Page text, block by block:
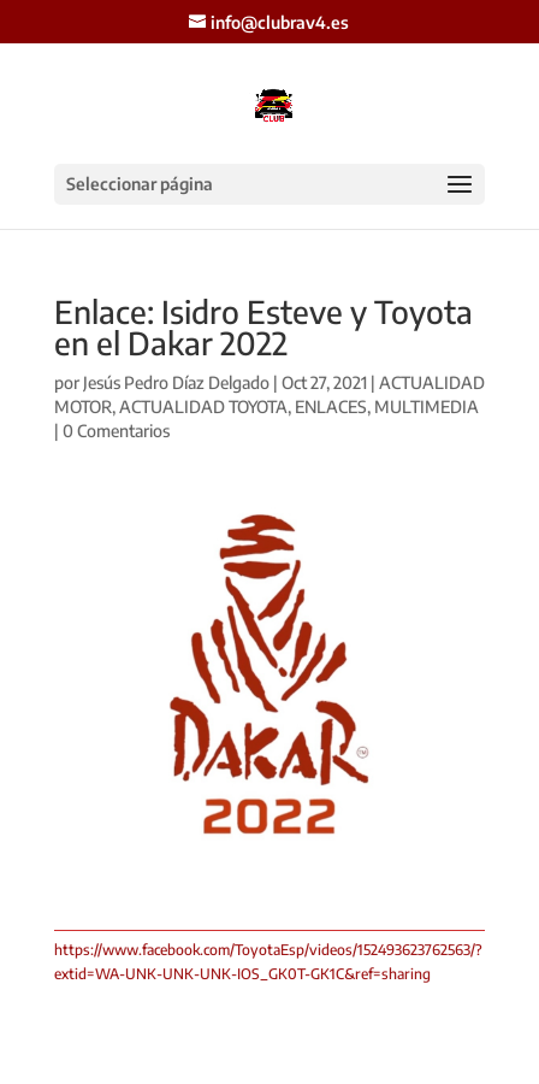
info@clubrav4.es
Seleccionar página
Enlace: Isidro Esteve y Toyota
en el Dakar 2022
por Jesús Pedro Díaz Delgado| Oct 27, 2021| ACTUALIDAD
MOTOR,ACTUALIDAD TOYOTA, ENLACES, MULTIMEDIA
| 0 Comentarios
https://www.facebook.com/ToyotaEsp/videos/152493623762563/?
extid=WA-UNK-UNK-UNK-IOS_GK0T-GK1C&ref=sharing